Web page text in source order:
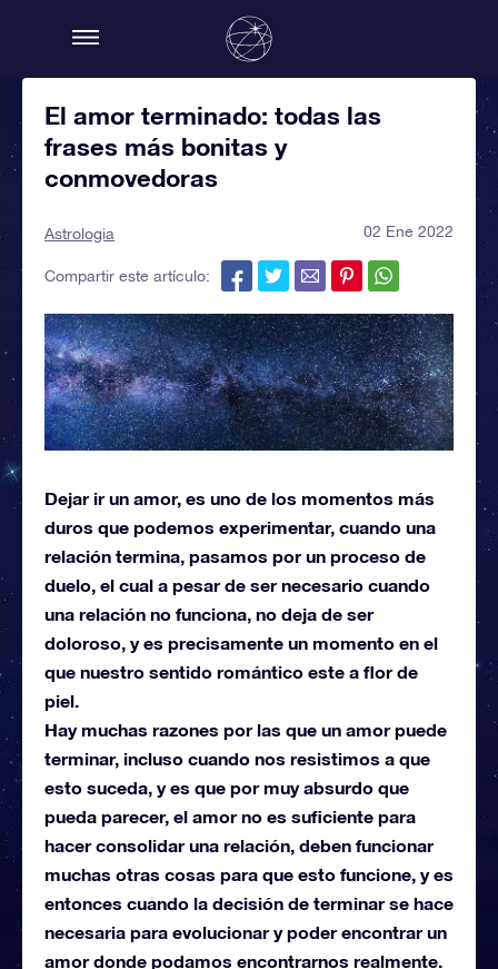
El amor terminado: todas las
frases más bonitas y
conmovedoras
Astrologia 02 Ene 2022
Compartir este artículo:
Dejar ir un amor, es uno de los momentos más
duros que podemos experimentar, cuando una
relación termina, pasamos por un proceso de
duelo, el cual a pesar de ser necesario cuando
una relación no funciona, no deja de ser
doloroso, y es precisamente un momento en el
que nuestro sentido romántico este a flor de
piel.
Hay muchas razones por las que un amor puede
terminar, incluso cuando nos resistimos a que
esto suceda, y es que por muy absurdo que
pueda parecer, el amor no es suficiente para
hacer consolidar una relación, deben funcionar
muchas otras cosas para que esto funcione, y es
entonces cuando la decisión de terminar se hace
necesaria para evolucionar y poder encontrar un
amor donde podamos encontrarnos realmente.